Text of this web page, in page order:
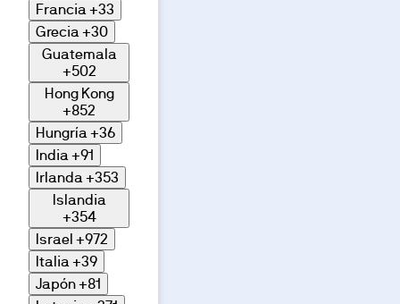
Francia+33
Grecia+30
Guatemala
+502
Hong Kong
+852
Hungría+36
India+91
Irlanda+353
Islandia
+354
Israel +972
Italia+39
Japón+81